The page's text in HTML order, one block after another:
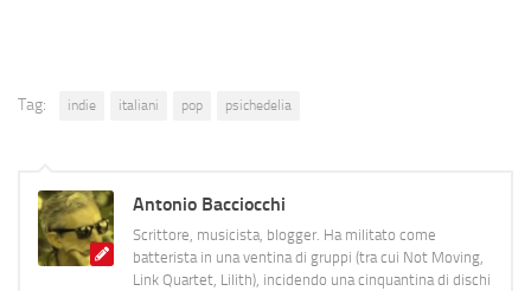
Tag: indie italiani pop psichedelia
Antonio Bacciocchi
Scrittore, musicista, blogger. Ha militato come
batterista in una ventina di gruppi (tra cui Not Moving,
Link Quartet, Lilith), incidendo una cinquantina di dischi